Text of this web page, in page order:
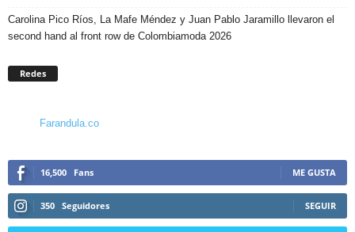
Carolina Pico Ríos, La Mafe Méndez y Juan Pablo Jaramillo llevaron el
second hand al front row de Colombiamoda 2026
Redes
Farandula.co
16,500 Fans ME GUSTA
350 Seguidores SEGUIR